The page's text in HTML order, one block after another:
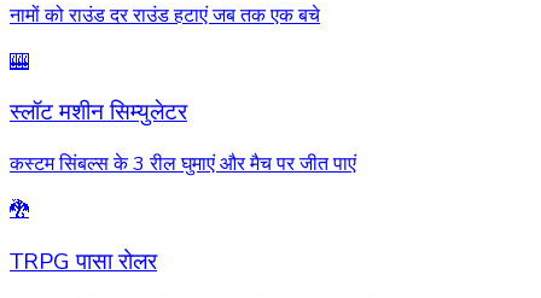
नामों को राउंड दर राउंड हटाएं जब तक एक बचे
🎰
स्लॉट मशीन सिम्युलेटर
कस्टम सिंबल्स के 3 रील घुमाएं और मैच पर जीत पाएं
🐉
TRPG पासा रोलर